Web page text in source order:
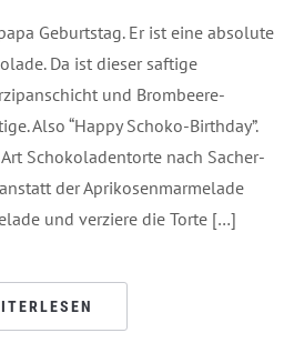
Geburtstag. Er ist eine absolute
Da ist dieser saftige
und Brombeere-
Also “Happy Schoko-Birthday”.
Schokoladentorte nach Sacher-
der Aprikosenmarmelade
und verziere die Torte […]